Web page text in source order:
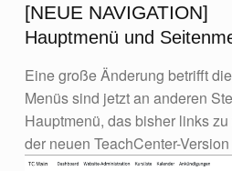
[NEUE NAVIGATION]
Hauptmenü und
Eine große Änderung betrifft
Menüs sind jetzt an anderen
Hauptmenü, das bisher links
der neuen TeachCenter-